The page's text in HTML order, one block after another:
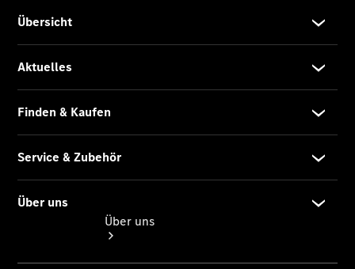
Über uns